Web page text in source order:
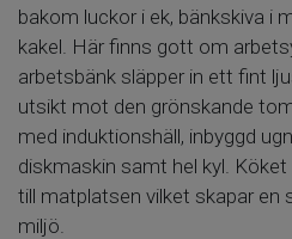
bakom luckor i ek, bänkskiva i
kakel. Här finns gott om
arbetsbänk släpper in ett fint
utsikt mot den grönskande
med induktionshäll, inbyggd
diskmaskin samt hel kyl.
till matplatsen vilket skapar en
miljö.